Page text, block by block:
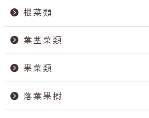
根菜類
葉茎菜類
果菜類
落葉果樹